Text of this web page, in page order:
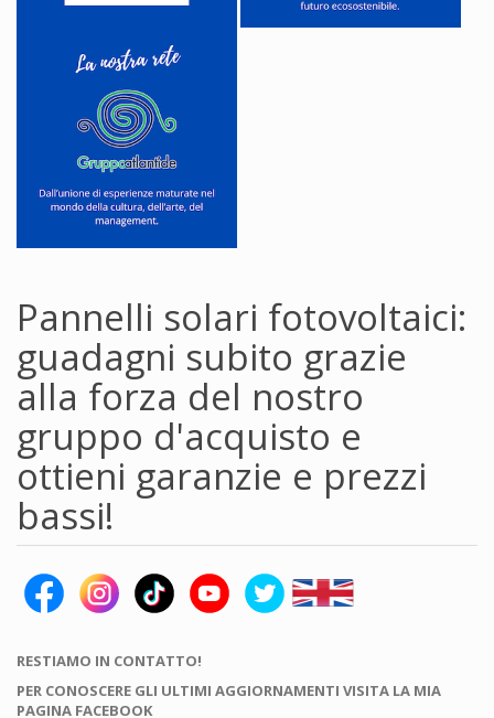
Pannelli solari fotovoltaici:
guadagni subito grazie
alla forza del nostro
gruppo d'acquisto e
ottieni garanzie e prezzi
bassi!
RESTIAMO IN CONTATTO!
PER CONOSCERE GLI ULTIMI AGGIORNAMENTI VISITA LA MIA
PAGINA FACEBOOK